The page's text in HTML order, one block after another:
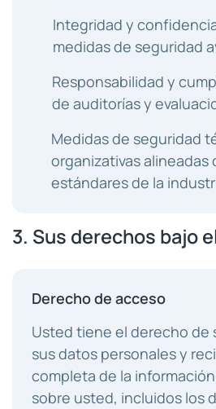
Integridad y
medidas de seguridad
Responsabilidad y
de auditorías y
Medidas de seguridad
organizativas alineadas
estándares de la
3. Sus derechos bajo
Derecho de acceso
Usted tiene el derecho de
sus datos personales y
completa de la
sobre usted, incluidos los